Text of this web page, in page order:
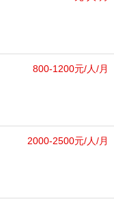
800-1200元/人/月
2000-2500元/人/月